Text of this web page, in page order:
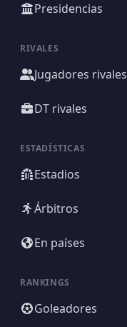
Presidencias
RIVALES
Jugadores rivales
DT rivales
ESTADÍSTICAS
Estadios
Árbitros
En países
RANKINGS
Goleadores